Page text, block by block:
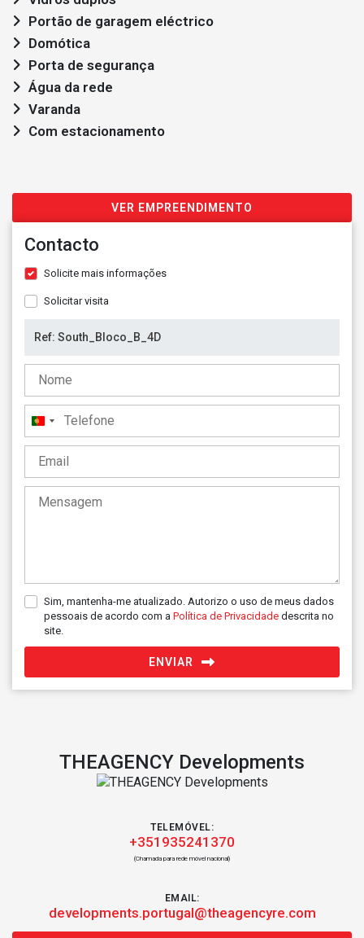
Portão de garagem eléctrico
Domótica
Porta de segurança
Água da rede
Varanda
Com estacionamento
VER EMPREENDIMENTO
Contacto
Solicite mais informações
Solicitar visita
Portugal
+351
Sim, mantenha-me atualizado. Autorizo o uso de meus dados
pessoais de acordo com a Política de Privacidade descrita no
site.
ENVIAR
THEAGENCY Developments
TELEMÓVEL:
+351935241370
(Chamada para rede móvel nacional)
EMAIL:
developments.portugal@theagencyre.com